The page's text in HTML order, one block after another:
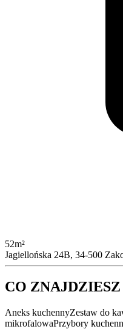
52m²
Jagiellońska 24B, 34-500
CO
Aneks kuchennyZestaw do
mikrofalowaPrzybory